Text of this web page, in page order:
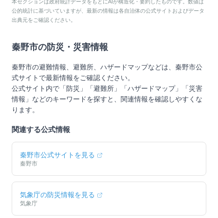
本セクションは政府統計データをもとにAIが構造化・要約したものです。数値は
公的統計に基づいていますが、最新の情報は各自治体の公式サイトおよびデータ
出典元をご確認ください。
秦野市の防災・災害情報
秦野市の避難情報、避難所、ハザードマップなどは、 秦野市公
式サイトで最新情報をご確認ください。
公式サイト内で「防災」「避難所」「ハザードマップ」「災害
情報」などのキーワードを探すと、関連情報を確認しやすくな
ります。
関連する公式情報
秦野市公式サイトを見る
秦野市
気象庁の防災情報を見る
気象庁